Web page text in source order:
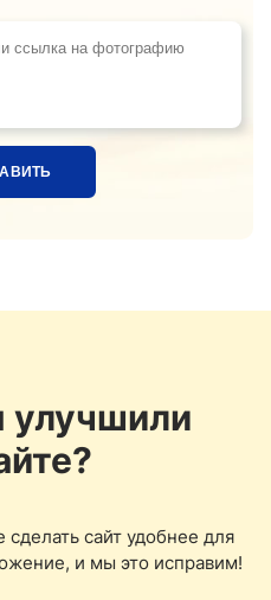
улучшили
сайт удобнее для
и мы это исправим!